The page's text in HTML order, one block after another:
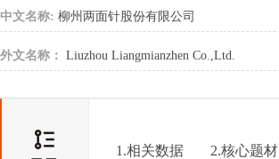
中文名称: 柳州两面针股份有限公司
外文名称： Liuzhou Liangmianzhen Co.,Ltd.
1.相关数据 2.核心题材